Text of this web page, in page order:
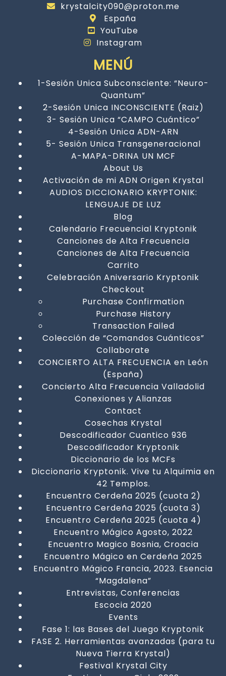
krystalcity090@proton.me
España
YouTube
Instagram
MENÚ
1-Sesión Unica Subconsciente: “Neuro-
Quantum”
2-Sesión Unica INCONSCIENTE (Raiz)
3- Sesión Unica “CAMPO Cuántico”
4-Sesión Unica ADN-ARN
5- Sesión Unica Transgeneracional
A-MAPA-DRINA UN MCF
About Us
Activación de mi ADN Origen Krystal
AUDIOS DICCIONARIO KRYPTONIK:
LENGUAJE DE LUZ
Blog
Calendario Frecuencial Kryptonik
Canciones de Alta Frecuencia
Canciones de Alta Frecuencia
Carrito
Celebración Aniversario Kryptonik
Checkout
Purchase Confirmation
Purchase History
Transaction Failed
Colección de “Comandos Cuánticos”
Collaborate
CONCIERTO ALTA FRECUENCIA en León
(España)
Concierto Alta Frecuencia Valladolid
Conexiones y Alianzas
Contact
Cosechas Krystal
Descodificador Cuantico 936
Descodificador Kryptonik
Diccionario de los MCFs
Diccionario Kryptonik. Vive tu Alquimia en
42 Templos.
Encuentro Cerdeña 2025 (cuota 2)
Encuentro Cerdeña 2025 (cuota 3)
Encuentro Cerdeña 2025 (cuota 4)
Encuentro Mágico Agosto, 2022
Encuentro Magico Bosnia, Croacia
Encuentro Mágico en Cerdeña 2025
Encuentro Mágico Francia, 2023. Esencia
“Magdalena”
Entrevistas, Conferencias
Escocia 2020
Events
Fase 1: las Bases del Juego Kryptonik
FASE 2. Herramientas avanzadas (para tu
Nueva Tierra Krystal)
Festival Krystal City